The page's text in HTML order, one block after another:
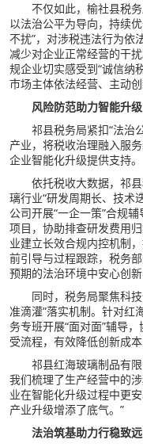
不仅如此，榆社县税
以法治公平为导向，持续
不扰”，对涉税违法行为依
减少对企业正常经营的干
规企业切实感受到“诚信纳
市场主体依法经营、主动创
风险防范助力智能升级
祁县税务局紧扣“法治
产业，将税收治理融入服
企业智能化升级提供支持。
依托税收大数据，祁
璃行业“研发周期长、技术
公司开展“一企一策”合规
项目，协助排查研发费用
业建立长效合规内控机制
前引导与过程跟踪，税务
预期的法治环境中安心创新
同时，税务局聚焦科
准滴灌”落实机制。针对红
务专班开展“面对面”辅导
受流程，有效降低创新成
祁县红海玻璃制品有
我们梳理了生产经营中的
业在智能化升级过程中更
产业升级增添了底气。”
法治筑基助力行稳致远